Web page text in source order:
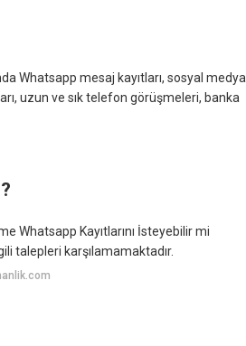
Whatsapp mesaj kayıtları, sosyal medya
uzun ve sık telefon görüşmeleri, banka
Whatsapp Kayıtlarını İsteyebilir mi
talepleri karşılamamaktadır.